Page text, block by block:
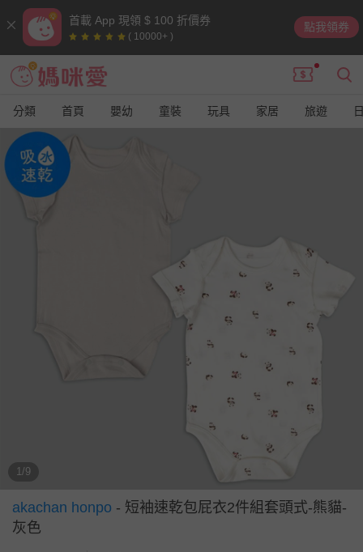
首載 App 現領 $ 100 折價券
( 10000+ )
點我領券
分類 首頁 嬰幼 童裝 玩具 家居 旅遊
1/9
akachan honpo - 短袖速乾包屁衣2件組套頭式-熊貓-
灰色